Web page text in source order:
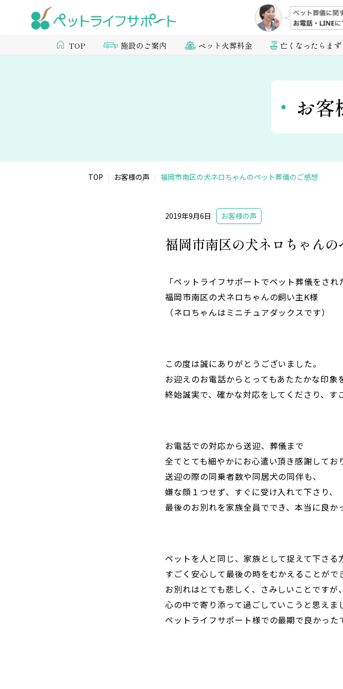
TOP 施設のご案内 ペット火葬料金 亡くなったらまず
お客
TOP お客様の声 福岡市南区の犬ネロちゃんのペット葬儀のご感想
2019年9月6日 お客様の声
福岡市南区の犬ネロちゃん
「ペットライフサポートでペット葬儀をさ
福岡市南区の犬ネロちゃんの飼い主K様
（ネロちゃんはミニチュアダックスです）
この度は誠にありがとうございました。
お迎えのお電話からとってもあたたかな印象
終始誠実で、確かな対応をしてくださり、す
お電話での対応から送迎、葬儀まで
全てとても細やかにお心遣い頂き感謝してお
送迎の際の同乗者数や同居犬の同伴も、
嫌な顔１つせず、すぐに受け入れて下さり、
最後のお別れを家族全員ででき、本当に良か
ペットを人と同じ、家族として捉えて下さる
すごく安心して最後の時をむかえることがで
お別れはとても悲しく、さみしいことですが、
心の中で寄り添って過ごしていこうと思えま
ペットライフサポート様での最期で良かった